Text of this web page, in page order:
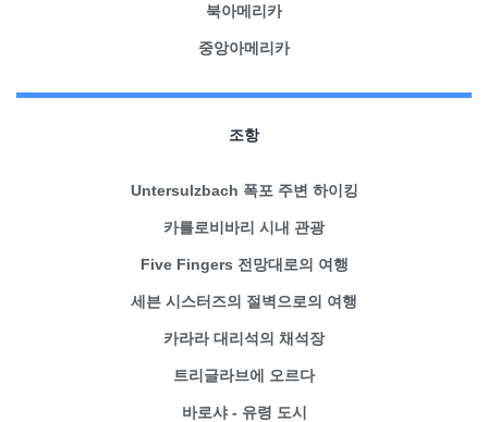
북아메리카
중앙아메리카
조항
Untersulzbach 폭포 주변 하이킹
카를로비바리 시내 관광
Five Fingers 전망대로의 여행
세븐 시스터즈의 절벽으로의 여행
카라라 대리석의 채석장
트리글라브에 오르다
바로샤 - 유령 도시